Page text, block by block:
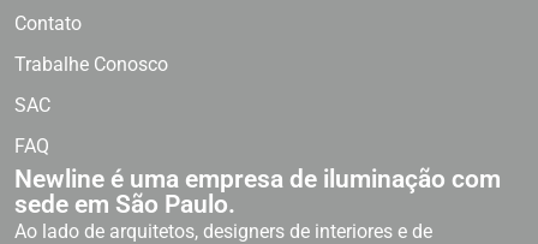
Contato
Trabalhe Conosco
SAC
FAQ
Newline é uma empresa de iluminação com
sede em São Paulo.
Ao lado de arquitetos, designers de interiores e de